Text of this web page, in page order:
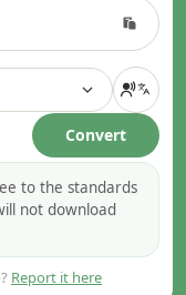
Convert
to the standards
not download
Report it here